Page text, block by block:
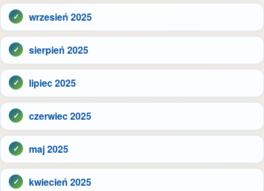
wrzesień 2025
sierpień 2025
lipiec 2025
czerwiec 2025
maj 2025
kwiecień 2025